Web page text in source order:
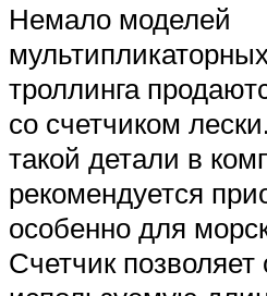
Немало моделей
троллинга
со счетчиком
такой детали в
рекомендуется
особенно для
Счетчик позволяет